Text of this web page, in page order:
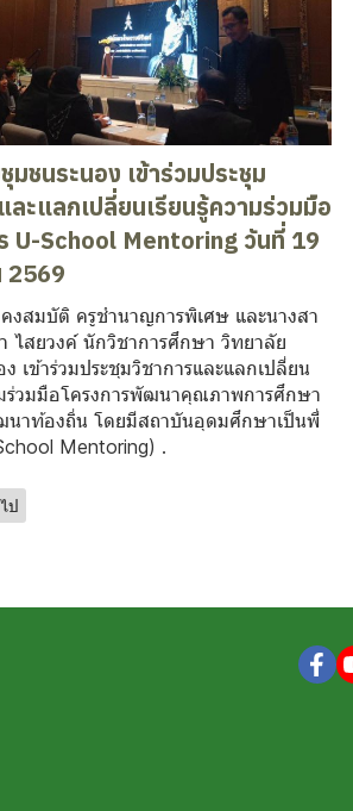
มชนระนอง เข้าร่วมประชุม
ละแลกเปลี่ยนเรียนรู้ความร่วมมือ
U-School Mentoring วันที่ 19
2569
งสมบัติ ครูชำนาญการพิเศษ และนางสา
สยวงค์ นักวิชาการศึกษา วิทยาลัย
เข้าร่วมประชุมวิชาการและแลกเปลี่ยน
มร่วมมือโครงการพัฒนาคุณภาพการศึกษา
นาท้องถิ่น โดยมีสถาบันอุดมศึกษาเป็นพี่
Mentoring) .
ป